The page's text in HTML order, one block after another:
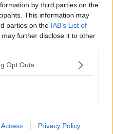
by third parties on the
This information may
parties on the IAB’s List of
may further disclose it to other
Opt Outs
Privacy Policy
i prezzi dei carburanti rilevati al
dello sviluppo